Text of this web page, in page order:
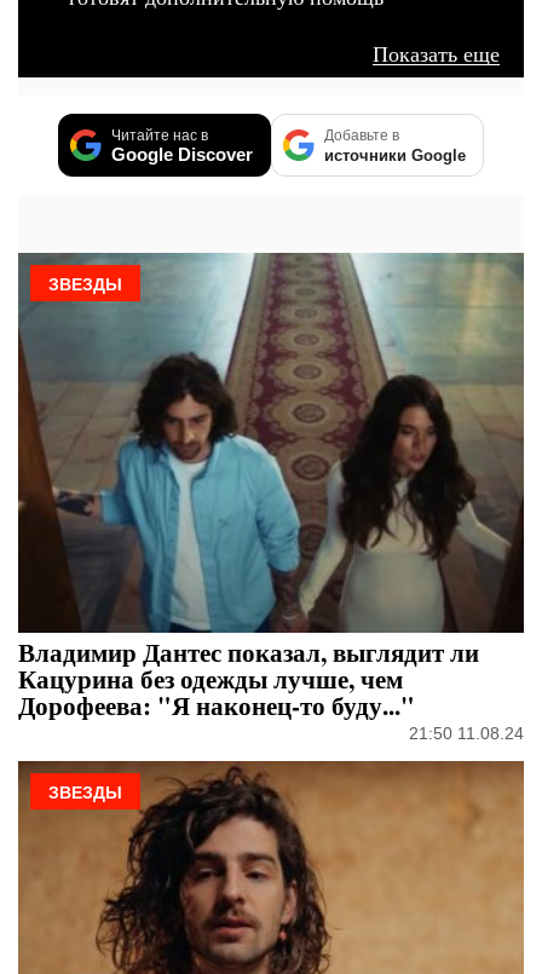
Показать еще
Читайте нас в
Google Discover
Добавьте в
источники Google
ЗВЕЗДЫ
Владимир Дантес показал, выглядит ли
Кацурина без одежды лучше, чем
Дорофеева: "Я наконец-то буду..."
21:50 11.08.24
ЗВЕЗДЫ